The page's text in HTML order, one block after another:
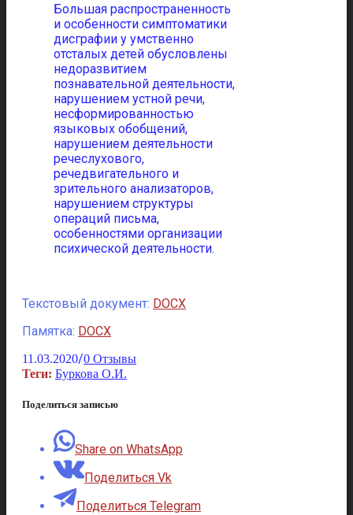
Большая распространенность
и особенности симптоматики
дисграфии у умственно
отсталых детей обусловлены
недоразвитием
познавательной деятельности,
нарушением устной речи,
несформированностью
языковых обобщений,
нарушением деятельности
речеслухового,
речедвигательного и
зрительного анализаторов,
нарушением структуры
операций письма,
особенностями организации
психической деятельности.
Текстовый документ: DOCX
Памятка: DOCX
11.03.2020/0 Отзывы
Теги: Буркова О.И.
Поделиться записью
Share on WhatsApp
Поделиться Vk
Поделиться Telegram